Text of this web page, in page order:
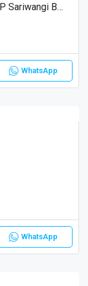
Jual Cepat Rumah Nyaman Cluster SSP Sariwangi Bandung Barat
WhatsApp
WhatsApp